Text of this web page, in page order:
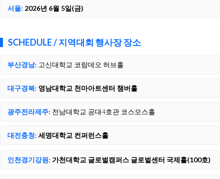
서울: 2026년 6월 5일(금)
SCHEDULE / 지역대회 행사장 장소
부산경남: 고신대학교 코람데오 허브홀
대구경북: 영남대학교 천마아트센터 챔버홀
광주전라제주: 전남대학교 공대4호관 코스모스홀
대전충청: 세명대학교 컨퍼런스홀
인천경기강원: 가천대학교 글로벌캠퍼스 글로벌센터 국제홀(100호)